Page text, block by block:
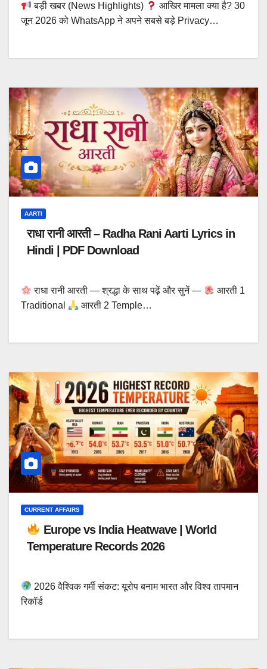
बड़ी खबर (News Highlights)
आखिर मामला क्या है? 30
जून 2026 को WhatsApp ने अपने सबसे बड़े Privacy…
AARTI
राधा रानी आरती – Radha Rani Aarti Lyrics in
Hindi | PDF Download
राधा रानी आरती — श्रद्धा के साथ पढ़ें और सुनें —
आरती 1
Traditional
आरती 2 Temple…
CURRENT AFFAIRS
Europe vs India Heatwave | World
Temperature Records 2026
2026 वैश्विक गर्मी संकट: यूरोप बनाम भारत और विश्व तापमान
रिकॉर्ड